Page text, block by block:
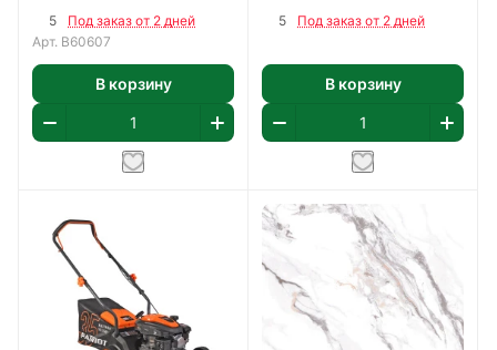
бежево-коричневый 1,8
м2/уп
5
Под заказ от 2 дней
Арт. В60607
В корзину
5 Под заказ от 2 дней
В корзину